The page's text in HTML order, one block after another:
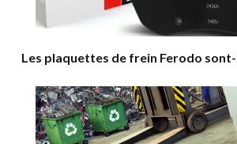
Les plaquettes de frein Ferodo sont-